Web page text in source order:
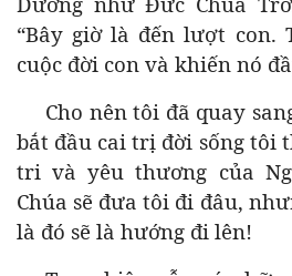
“Bây giờ là đến lượt con.
cuộc đời con và khiến nó
Cho nên tôi đã quay
bắt đầu cai trị đời sống tôi
tri và yêu thương của
Chúa sẽ đưa tôi đi đâu,
là đó sẽ là hướng đi lên!